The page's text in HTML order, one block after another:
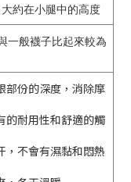
約在小腿中的高度
一般襪子比起來較為
部份的深度，消除摩
的耐用性和舒適的觸
，不會有濕黏和悶熱